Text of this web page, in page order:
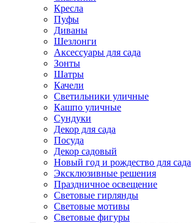
Кресла
Пуфы
Диваны
Шезлонги
Аксессуары для сада
Зонты
Шатры
Качели
Cветильники уличные
Кашпо уличные
Сундуки
Декор для сада
Посуда
Декор садовый
Новый год и рождество для сада
Эксклюзивные решения
Праздничное освещение
Световые гирлянды
Световые мотивы
Световые фигуры